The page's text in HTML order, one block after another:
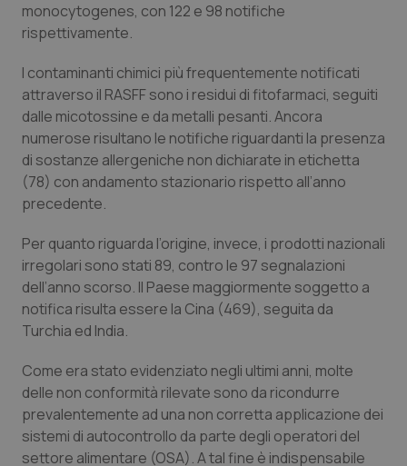
Umbria
Valle D’Aosta
Veneto
Oftalmologia
Oncodermatologia
Oncoematologia
Oncologia & Nutrizione
Psoriasi & pelle
Quotidiano Cardiologia
Quotidiano Chirurgia
Quotidiano Pediatria
Rene & patologie urogenitali
monocytogenes, con 122 e 98 notifiche
rispettivamente.
I contaminanti chimici più frequentemente notificati
attraverso il RASFF sono i residui di fitofarmaci, seguiti
dalle micotossine e da metalli pesanti. Ancora
numerose risultano le notifiche riguardanti la presenza
di sostanze allergeniche non dichiarate in etichetta
(78) con andamento stazionario rispetto all’anno
precedente.
Per quanto riguarda l’origine, invece, i prodotti nazionali
irregolari sono stati 89, contro le 97 segnalazioni
dell’anno scorso. Il Paese maggiormente soggetto a
notifica risulta essere la Cina (469), seguita da
Turchia ed India.
Come era stato evidenziato negli ultimi anni, molte
delle non conformità rilevate sono da ricondurre
prevalentemente ad una non corretta applicazione dei
sistemi di autocontrollo da parte degli operatori del
settore alimentare (OSA). A tal fine è indispensabile